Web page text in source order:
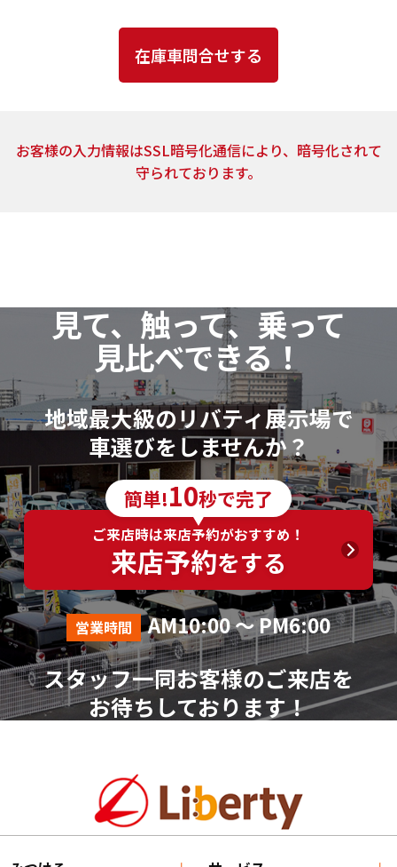
とはありません。
上記2.の利用目的の達成に必要な範囲内において、ご
提供頂いた個人情報の取扱いを委託する場合がありま
す。当社は、個人情報の取扱いを委託する場合、業務委
当社は、当該資料請求により取得した開示対象個人
情報の利用目的の通知・開示・訂正または削除・利用
の停止（以下「開示等」といいます。）に応じます。
開示等に関するお問い合わせ：各店舗営業窓口もし
くは、以下個人情報相談窓口
6．個人情報の取得に応じることの任意性
ご入力は任意ですが、ご入力いただけない項目やご
入力いただいた個人情報に漏れや誤りがあった場合、
資料請求およびお問合せに対する回答が出来ない場合
がございます。
7．その他
本人が容易に認識できない方法による個人情報の取
得は行っておりません。
個人情報に関する相談窓口
（平日AM10:00～PM18:00 ※土、日、祝、年末年始を
お客様の入力情報はSSL暗号化通信により、暗号化されて
守られております。
見て、触って、乗って
見比べできる！
地域最大級のリバティ展示場で
車選びをしませんか？
簡単!10秒で完了
ご来店時は来店予約がおすすめ！
来店予約をする
営業時間 AM10:00 ～ PM6:00
スタッフ一同お客様のご来店を
お待ちしております！